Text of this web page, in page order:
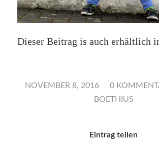
Dieser Beitrag is auch erhältlich
NOVEMBER 8, 2016
/ 0 /
BOETHIUS
Eintrag teilen